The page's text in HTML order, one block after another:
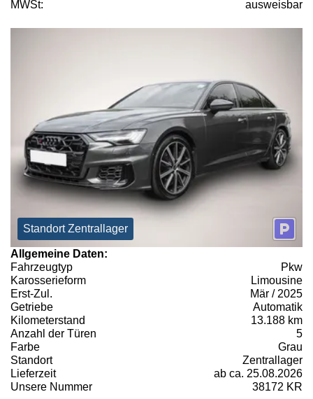
MWSt: ausweisbar
Standort Zentrallager
Allgemeine Daten:
Fahrzeugtyp
Pkw
Karosserieform
Limousine
Erst-Zul.
Mär / 2025
Getriebe
Automatik
Kilometerstand
13.188 km
Anzahl der Türen
5
Farbe
Grau
Standort
Zentrallager
Lieferzeit
ab ca. 25.08.2026
Unsere Nummer
38172 KR